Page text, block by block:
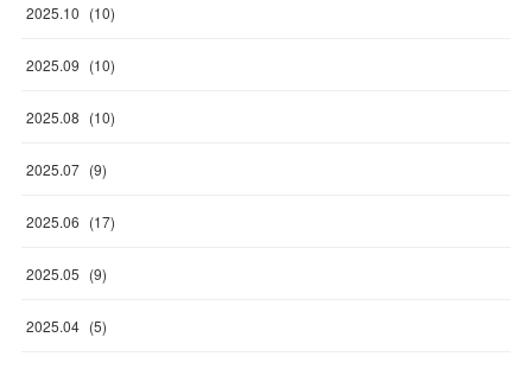
2025.10 (10)
2025.09 (10)
2025.08 (10)
2025.07 (9)
2025.06 (17)
2025.05 (9)
2025.04 (5)